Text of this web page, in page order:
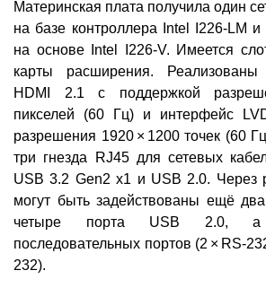
Материнская плата получила один
на базе контроллера Intel I226-LM
на основе Intel I226-V. Имеется
карты расширения.
HDMI 2.1 с поддержкой
пикселей (60 Гц) и интерфейс
разрешения 1920 × 1200 точек (60
три гнезда RJ45 для сетевых
USB 3.2 Gen2 x1 и USB 2.0. Через
могут быть задействованы ещё
четыре порта USB 2.0, а
последовательных портов (2 × RS-
232).